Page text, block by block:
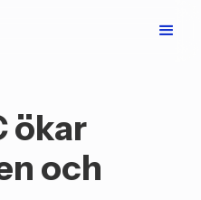
ökar
och